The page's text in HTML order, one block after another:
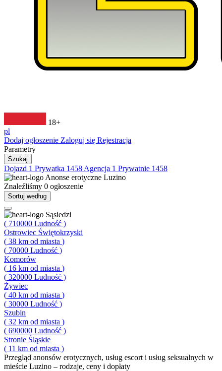
18+
pl
Dodaj ogłoszenie Zaloguj się Rejestracja
Parametry
Szukaj
Dojazd 1 Prywatka 1458 Agencja 1 Prywatnie 1458
Anonse erotyczne Luzino
Znaleźliśmy 0 ogłoszenie
Sortuj według
Sąsiedzi
( 710000 Ludność )
Ostrowiec Świętokrzyski
( 38 km od miasta )
( 70000 Ludność )
Komorów
( 16 km od miasta )
( 320000 Ludność )
Żywiec
( 40 km od miasta )
( 30000 Ludność )
Szubin
( 32 km od miasta )
( 690000 Ludność )
Stronie Śląskie
( 11 km od miasta )
Przegląd anonsów erotycznych, usług escort i usług seksualnych w
mieście Luzino – rodzaje, ceny i dopłaty